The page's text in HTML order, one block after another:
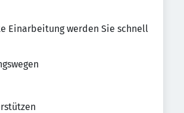
Einarbeitung werden Sie schnell